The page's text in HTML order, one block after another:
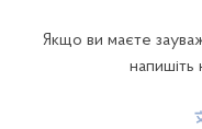
Якщо ви маєте
напишіть